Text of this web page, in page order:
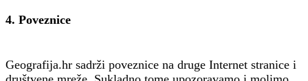
4. Poveznice
Geografija.hr sadrži poveznice na druge Internet stranice i